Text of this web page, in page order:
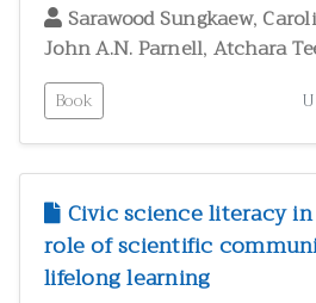
Sarawood Sungkaew,
John A.N. Parnell, Atchara
Book
Civic science literacy
role of scientific
lifelong learning